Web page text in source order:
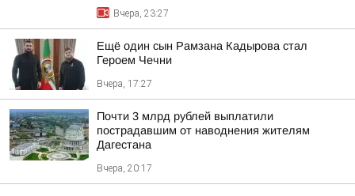
Вчера, 23:27
Ещё один сын Рамзана Кадырова стал
Героем Чечни
Вчера, 17:27
Почти 3 млрд рублей выплатили
пострадавшим от наводнения жителям
Дагестана
Вчера, 20:17